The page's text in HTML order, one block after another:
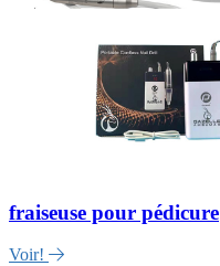
fraiseuse pour pédicure
Voir!